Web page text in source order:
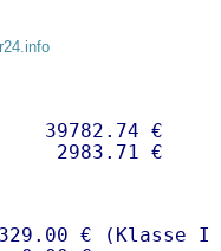
39782.74 €
€ (Klasse I)